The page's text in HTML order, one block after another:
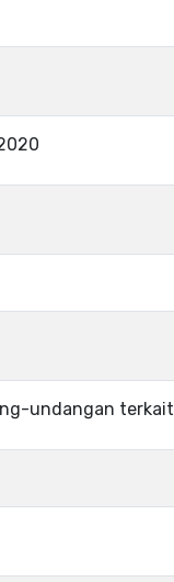
undangan terkait